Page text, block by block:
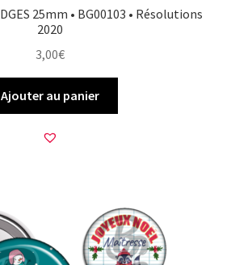
25mm • BG00103 • Résolutions
2020
3,00€
Ajouter au panier